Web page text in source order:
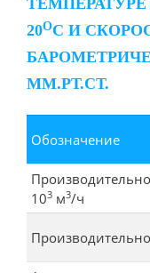
20ОС И
ММ.РТ.СТ.
Обозначение
103 м3/ч